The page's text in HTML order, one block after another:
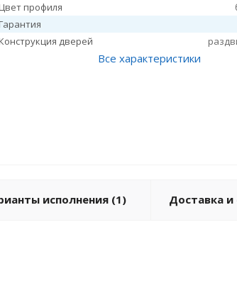
профиля
дверей
Все характеристики
исполнения (1) Доставка и